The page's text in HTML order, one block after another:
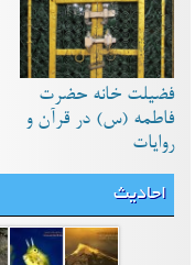
فضیلت خانه حضرت
فاطمه (س) در قرآن و
روایات
احادیث